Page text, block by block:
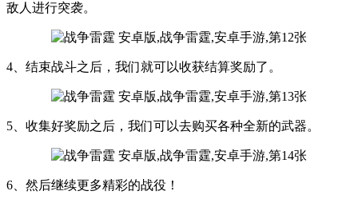
敌人进行突袭。
4、结束战斗之后，我们就可以收获结算奖励了。
5、收集好奖励之后，我们可以去购买各种全新的武器。
6、然后继续更多精彩的战役！